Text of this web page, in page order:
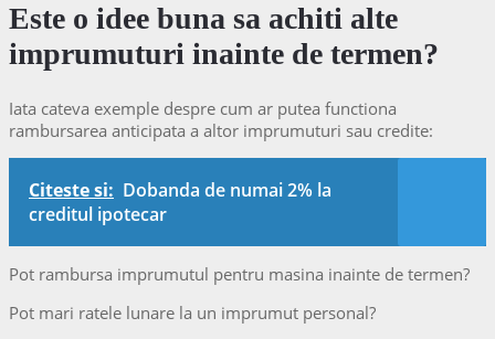
Este o idee buna sa achiti alte
imprumuturi inainte de termen?
Iata cateva exemple despre cum ar putea functiona
rambursarea anticipata a altor imprumuturi sau credite:
Citeste si: Dobanda de numai 2% la
creditul ipotecar
Pot rambursa imprumutul pentru masina inainte de termen?
Pot mari ratele lunare la un imprumut personal?